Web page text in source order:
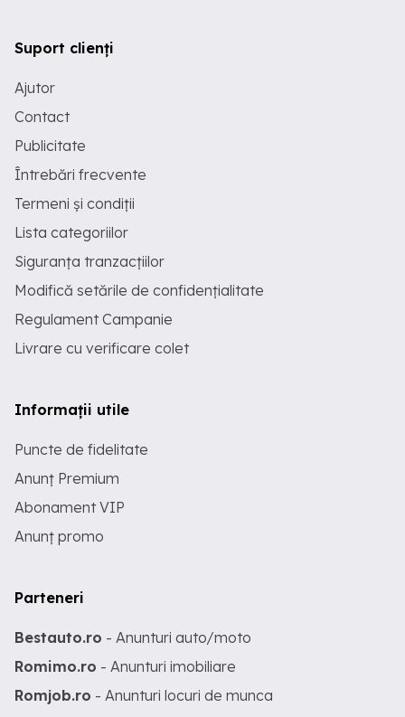
Suport clienți
Ajutor
Contact
Publicitate
Întrebări frecvente
Termeni și condiții
Lista categoriilor
Siguranța tranzacțiilor
Modifică setările de confidențialitate
Regulament Campanie
Livrare cu verificare colet
Informații utile
Puncte de fidelitate
Anunț Premium
Abonament VIP
Anunț promo
Parteneri
Bestauto.ro - Anunturi auto/moto
Romimo.ro - Anunturi imobiliare
Romjob.ro - Anunturi locuri de munca